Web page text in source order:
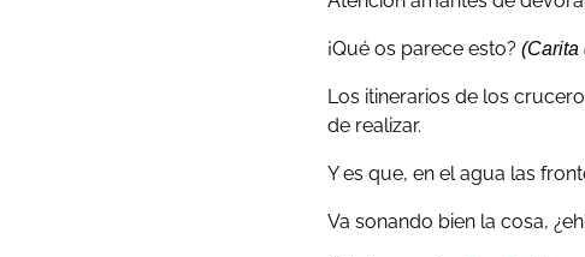
¡Qué os parece esto? (Carita
Los itinerarios de los
de realizar.
Y es que, en el agua las
Va sonando bien la cosa,